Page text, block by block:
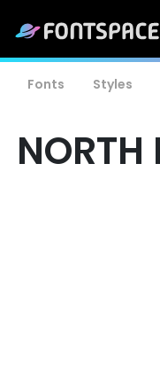
Fonts Styles